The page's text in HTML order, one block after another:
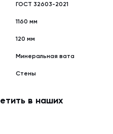
ГОСТ 32603-2021
1160 мм
120 мм
Минеральная вата
Стены
в наших